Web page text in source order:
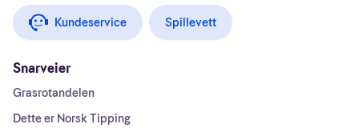
Kundeservice Spillevett
Snarveier
Grasrotandelen
Dette er Norsk Tipping